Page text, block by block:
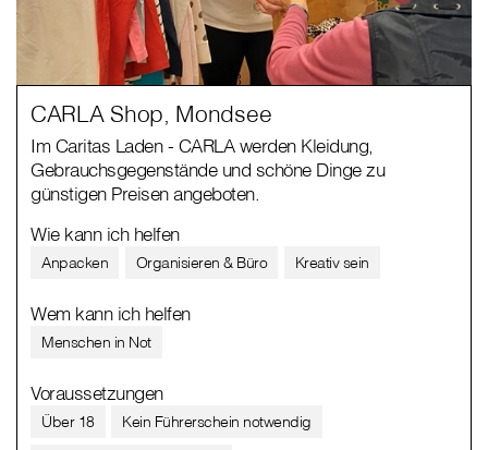
CARLA Shop, Mondsee
Im Caritas Laden - CARLA werden Kleidung,
Gebrauchsgegenstände und schöne Dinge zu
günstigen Preisen angeboten.
Wie kann ich helfen
Anpacken Organisieren & Büro Kreativ sein
Wem kann ich helfen
Menschen in Not
Voraussetzungen
Über 18
Kein Führerschein notwendig